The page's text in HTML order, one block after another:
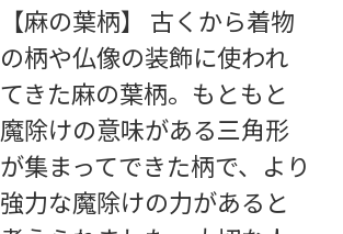
【麻の葉柄】 古くから着物
の柄や仏像の装飾に使われ
てきた麻の葉柄。もともと
魔除けの意味がある三角形
が集まってできた柄で、より
強力な魔除けの力があると